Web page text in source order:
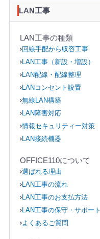
LAN工事
LAN工事の種類
回線手配から収容工事
LAN工事（新設・増設）
LAN配線・配線整理
LANコンセント設置
無線LAN構築
LAN障害対応
情報セキュリティー対策
LAN接続機器
OFFICE110について
選ばれる理由
LAN工事の流れ
LAN工事のお支払方法
LAN工事の保守・サポート
よくあるご質問